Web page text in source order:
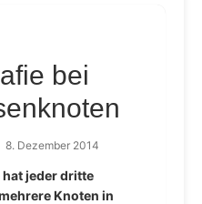
bei
8. Dezember 2014
jeder dritte
Knoten in